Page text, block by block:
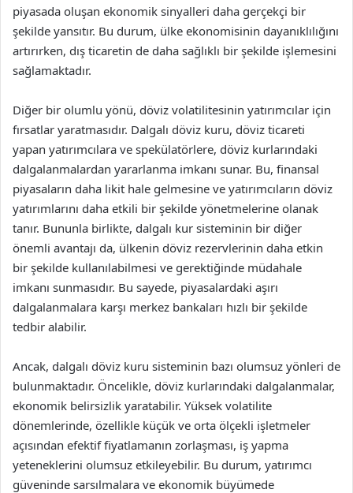
piyasada oluşan ekonomik sinyalleri daha gerçekçi bir
şekilde yansıtır. Bu durum, ülke ekonomisinin dayanıklılığını
artırırken, dış ticaretin de daha sağlıklı bir şekilde işlemesini
sağlamaktadır.
Diğer bir olumlu yönü, döviz volatilitesinin yatırımcılar için
fırsatlar yaratmasıdır. Dalgalı döviz kuru, döviz ticareti
yapan yatırımcılara ve spekülatörlere, döviz kurlarındaki
dalgalanmalardan yararlanma imkanı sunar. Bu, finansal
piyasaların daha likit hale gelmesine ve yatırımcıların döviz
yatırımlarını daha etkili bir şekilde yönetmelerine olanak
tanır. Bununla birlikte, dalgalı kur sisteminin bir diğer
önemli avantajı da, ülkenin döviz rezervlerinin daha etkin
bir şekilde kullanılabilmesi ve gerektiğinde müdahale
imkanı sunmasıdır. Bu sayede, piyasalardaki aşırı
dalgalanmalara karşı merkez bankaları hızlı bir şekilde
tedbir alabilir.
Ancak, dalgalı döviz kuru sisteminin bazı olumsuz yönleri de
bulunmaktadır. Öncelikle, döviz kurlarındaki dalgalanmalar,
ekonomik belirsizlik yaratabilir. Yüksek volatilite
dönemlerinde, özellikle küçük ve orta ölçekli işletmeler
açısından efektif fiyatlamanın zorlaşması, iş yapma
yeteneklerini olumsuz etkileyebilir. Bu durum, yatırımcı
güveninde sarsılmalara ve ekonomik büyümede